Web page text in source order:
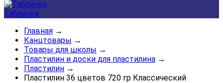
Таблички
Главная →
Канцтовары →
Товары для школы →
Пластилин и доски для пластилина →
Пластилин →
Пластилин 36 цветов 720 гр Классический